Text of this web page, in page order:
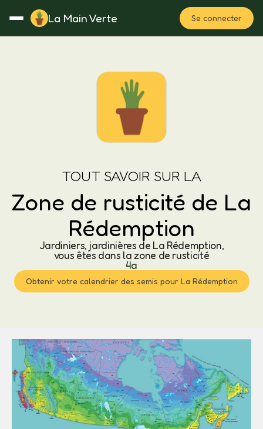
La Main Verte Se connecter
Notes Fertilisation
TOUT SAVOIR SUR LA
Zone de rusticité de La
Rédemption
Jardiniers, jardinières de La Rédemption,
vous êtes dans la zone de rusticité
4a
Obtenir votre calendrier des semis pour La Rédemption